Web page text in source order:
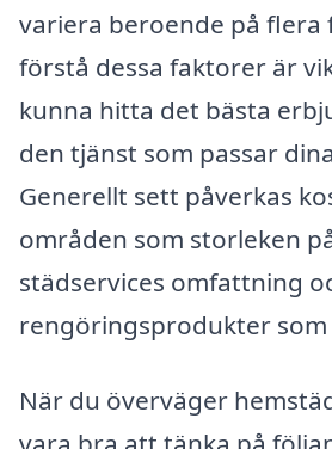
variera beroende på flera
förstå dessa faktorer är
kunna hitta det bästa
den tjänst som passar
Generellt sett påverkas
områden som storleken
städservices omfattning
rengöringsprodukter som
När du överväger